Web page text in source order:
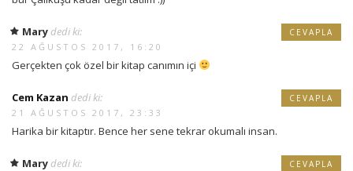
Mary dedi ki:
22 AĞUSTOS 2017, 16:20
Gerçekten çok özel bir kitap canımın içi
CEVAPLA
Cem Kazan dedi ki:
21 AĞUSTOS 2017, 23:33
Harika bir kitaptır. Bence her sene tekrar okumalı insan.
CEVAPLA
Mary dedi ki: CEVAPLA